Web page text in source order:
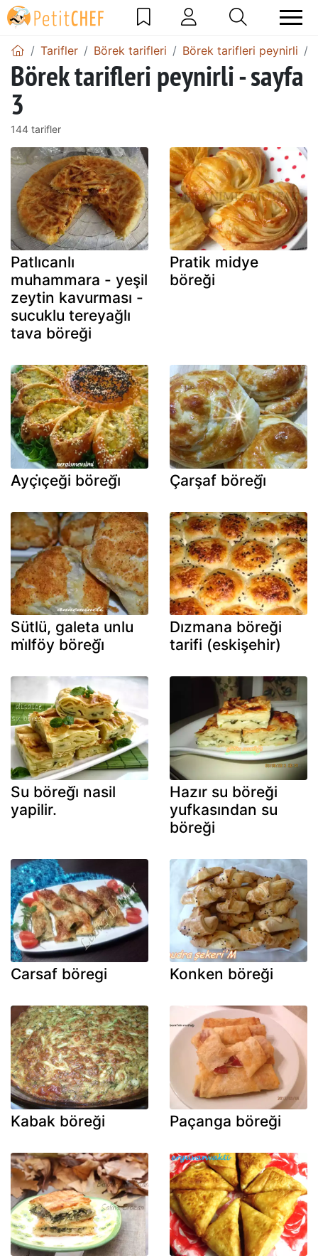
Tarifler Börek tarifleri Börek tarifleri peynirli
Börek tarifleri peynirli - sayfa
3
144 tarifler
Patlıcanlı
muhammara - yeşil
zeytin kavurması -
sucuklu tereyağlı
tava böreği
Pratik midye
böreği
Ayçi̇çeği böreği̇ Çarşaf böreği̇
Sütlü, galeta unlu
mi̇lföy böreği̇
Dızmana böreği
tarifi (eskişehir)
Su böreği̇ nasil
yapilir.
Hazır su böreği
yufkasından su
böreği
Carsaf böregi Konken böreği
Kabak böreği Paçanga böreği